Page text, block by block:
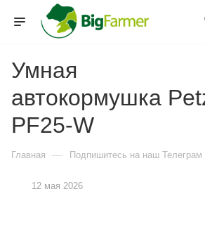
Умная
автокормушка
PF25-W
Главная — Подпишитесь на наш Телеграм
12 мая 2026